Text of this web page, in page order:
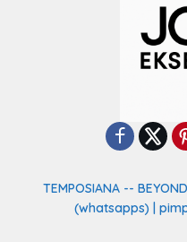
TEMPOSIANA --
(whatsapps) |